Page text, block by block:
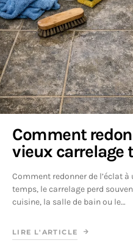
Comment
vieux carrelage
Comment redonner de l’éclat
temps, le carrelage perd
cuisine, la salle de bain ou le…
LIRE L'ARTICLE